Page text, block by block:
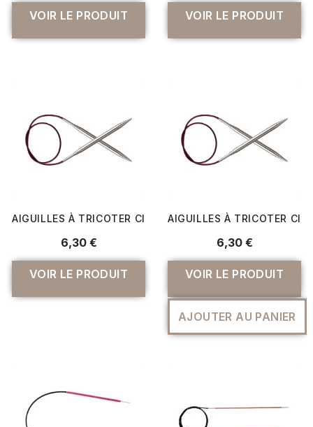
VOIR LE PRODUIT VOIR LE PRODUIT
AIGUILLES À TRICOTER CIRCULAIRE FIXES NOVA METAL
6,30 €
VOIR LE PRODUIT
AIGUILLES À TRICOTER
6,30 €
VOIR LE PRODUIT
AJOUTER AU PANIER